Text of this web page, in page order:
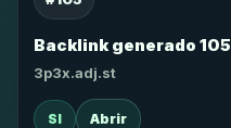
Backlink generado 105
3p3x.adj.st
SI Abrir